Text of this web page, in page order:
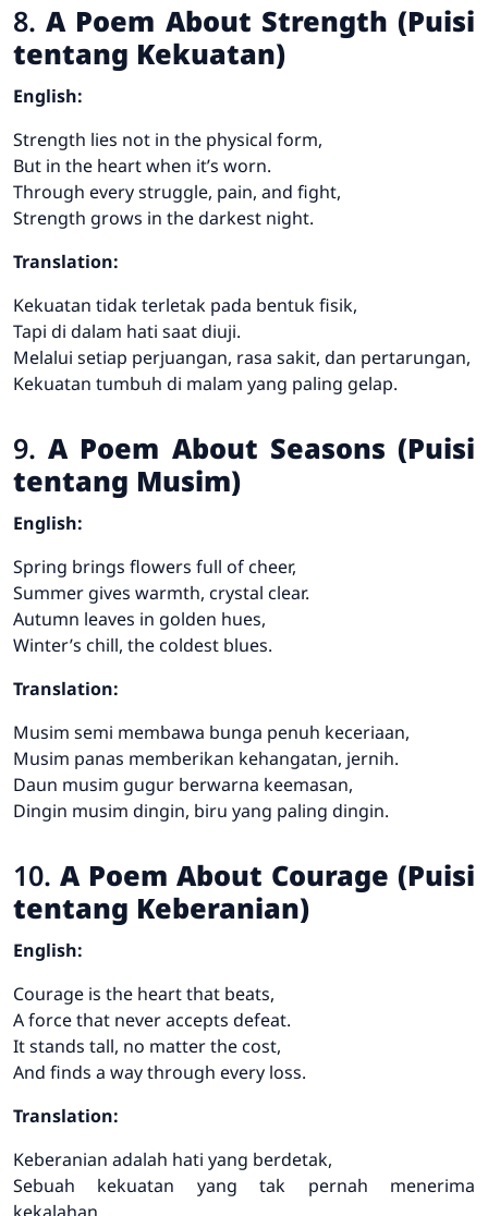
8.A Poem About Strength (Puisi
tentang Kekuatan)
English:
Strength lies not in the physical form,
But in the heart when it’s worn.
Through every struggle, pain, and fight,
Strength grows in the darkest night.
Translation:
Kekuatan tidak terletak pada bentuk fisik,
Tapi di dalam hati saat diuji.
Melalui setiap perjuangan, rasa sakit, dan pertarungan,
Kekuatan tumbuh di malam yang paling gelap.
9.A Poem About Seasons (Puisi
tentang Musim)
English:
Spring brings flowers full of cheer,
Summer gives warmth, crystal clear.
Autumn leaves in golden hues,
Winter’s chill, the coldest blues.
Translation:
Musim semi membawa bunga penuh keceriaan,
Musim panas memberikan kehangatan, jernih.
Daun musim gugur berwarna keemasan,
Dingin musim dingin, biru yang paling dingin.
10. A Poem About Courage (Puisi
tentang Keberanian)
English:
Courage is the heart that beats,
A force that never accepts defeat.
It stands tall, no matter the cost,
And finds a way through every loss.
Translation:
Keberanian adalah hati yang berdetak,
Sebuah kekuatan yang tak pernah menerima